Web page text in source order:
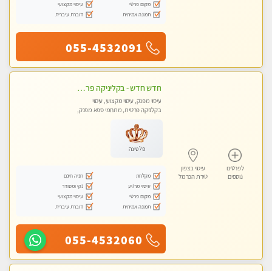
מקום פרטי
עיסוי מקצועי
תמונה אמיתית
דוברת עיברית
055-4532091
לפרטים
נוספים
עיסוי בצפון
טירת הכרמל
חדש חדש - בקליניקה פרטית בחיפה עיסוי לחידוש אנרגיות עיסוי חלומי מומלץ מאוד !
עיסוי מפנק, עיסוי מקצועי, עיסוי
בקלניקה פרטית, מתחמי ספא מפנק,
פלטינה
מקלחת
חניה חינם
עיסוי מרגיע
נקי ומסודר
מקום פרטי
עיסוי מקצועי
תמונה אמיתית
דוברת עיברית
055-4532060